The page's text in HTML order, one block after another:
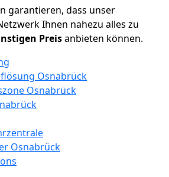
garantieren, dass unser
Ihnen nahezu alles zu
Preisanbieten können.
Osnabrück
Osnabrück
Osnabrück